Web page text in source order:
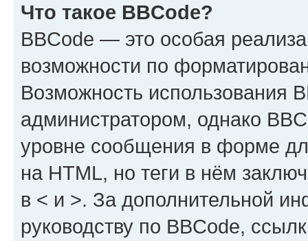
Что такое BBCode?
BBCode — это особая
возможности по
Возможность использования
администратором, однако
уровне сообщения в форме
на HTML, но теги в нём
в < и >. За дополнительной
руководству по BBCode,